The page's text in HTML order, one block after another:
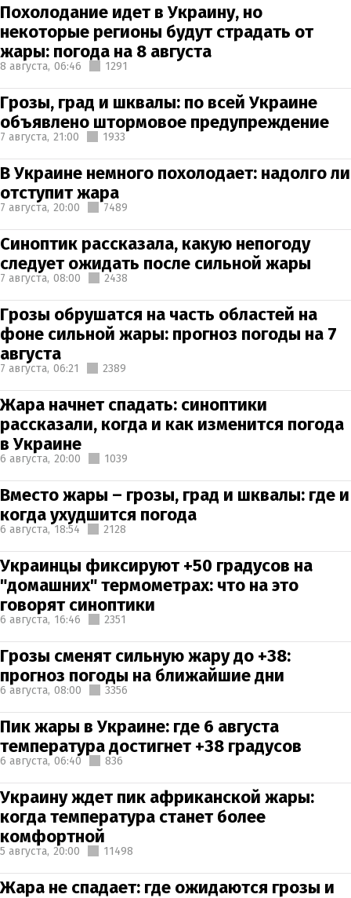
Похолодание идет в Украину, но
некоторые регионы будут страдать от
жары: погода на 8 августа
8 августа, 06:46 1291
Грозы, град и шквалы: по всей Украине
объявлено штормовое предупреждение
7 августа, 21:00 1933
В Украине немного похолодает: надолго ли
отступит жара
7 августа, 20:00 7489
Синоптик рассказала, какую непогоду
следует ожидать после сильной жары
7 августа, 08:00 2438
Грозы обрушатся на часть областей на
фоне сильной жары: прогноз погоды на 7
августа
7 августа, 06:21 2389
Жара начнет спадать: синоптики
рассказали, когда и как изменится погода
в Украине
6 августа, 20:00 1039
Вместо жары – грозы, град и шквалы: где и
когда ухудшится погода
6 августа, 18:54 2128
Украинцы фиксируют +50 градусов на
"домашних" термометрах: что на это
говорят синоптики
6 августа, 16:46 2351
Грозы сменят сильную жару до +38:
прогноз погоды на ближайшие дни
6 августа, 08:00 3356
Пик жары в Украине: где 6 августа
температура достигнет +38 градусов
6 августа, 06:40 836
Украину ждет пик африканской жары:
когда температура станет более
комфортной
5 августа, 20:00 11498
Жара не спадает: где ожидаются грозы и